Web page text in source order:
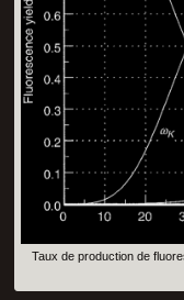
Taux de production de